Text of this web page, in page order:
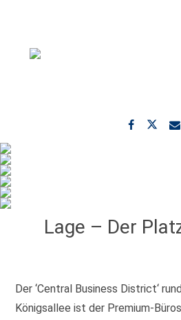
Lage – Der
Der ‘Central Business District‘
Königsallee ist der Premium-